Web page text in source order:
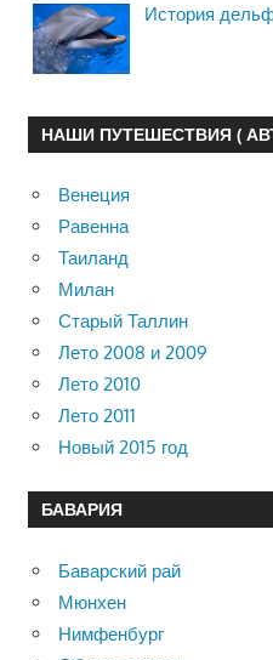
История
НАШИ ПУТЕШЕСТВИЯ (
Венеция
Равенна
Таиланд
Милан
Старый Таллин
Лето 2008 и 2009
Лето 2010
Лето 2011
Новый 2015 год
БАВАРИЯ
Баварский рай
Мюнхен
Нимфенбург